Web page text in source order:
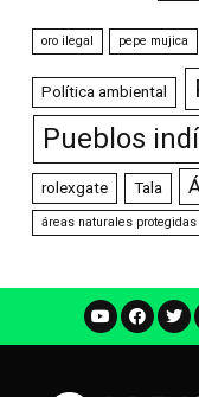
oro ilegal pepe mujica
Política ambiental
Pueblos
rolexgate Tala
áreas naturales protegidas